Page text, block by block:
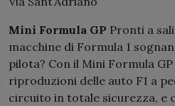
Mini Formula GP Pronti a
macchine di Formula 1
pilota? Con il Mini Formula
riproduzioni delle auto F1 a
circuito in totale sicurezza, e